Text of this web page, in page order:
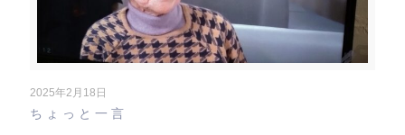
2025年2月18日
ちょっと一言